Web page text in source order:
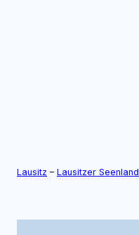
Lausitz – Lausitzer Seenland